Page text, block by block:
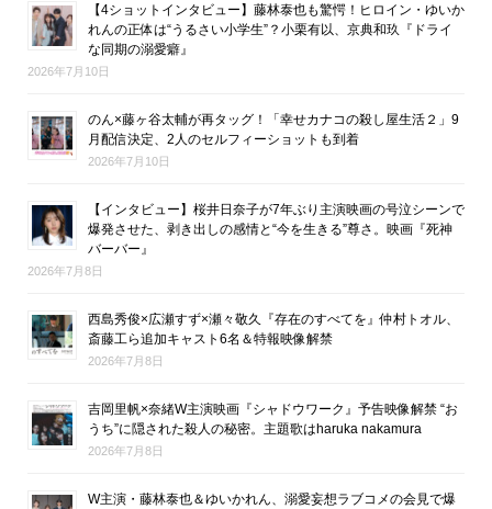
【4ショットインタビュー】藤林泰也も驚愕！ヒロイン・ゆいか
れんの正体は“うるさい小学生”？小栗有以、京典和玖『ドライ
な同期の溺愛癖』
2026年7月10日
のん×藤ヶ谷太輔が再タッグ！「幸せカナコの殺し屋生活２」9
月配信決定、2人のセルフィーショットも到着
2026年7月10日
【インタビュー】桜井日奈子が7年ぶり主演映画の号泣シーンで
爆発させた、剥き出しの感情と“今を生きる”尊さ。映画『死神
バーバー』
2026年7月8日
西島秀俊×広瀬すず×瀬々敬久『存在のすべてを』仲村トオル、
斎藤工ら追加キャスト6名＆特報映像解禁
2026年7月8日
吉岡里帆×奈緒W主演映画『シャドウワーク』予告映像解禁 “お
うち”に隠された殺人の秘密。主題歌はharuka nakamura
2026年7月8日
W主演・藤林泰也＆ゆいかれん、溺愛妄想ラブコメの会見で爆